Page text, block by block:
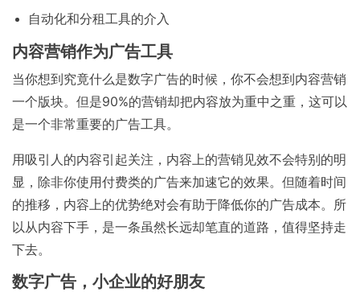
自动化和分租工具的介入
内容营销作为广告工具
当你想到究竟什么是数字广告的时候，你不会想到内容营销
一个版块。但是90%的营销却把内容放为重中之重，这可以
是一个非常重要的广告工具。
用吸引人的内容引起关注，内容上的营销见效不会特别的明
显，除非你使用付费类的广告来加速它的效果。但随着时间
的推移，内容上的优势绝对会有助于降低你的广告成本。所
以从内容下手，是一条虽然长远却笔直的道路，值得坚持走
下去。
数字广告，小企业的好朋友